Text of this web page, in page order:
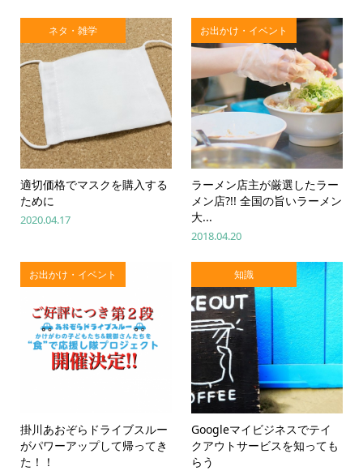
ネタ・雑学
適切価格でマスクを購入する
ために
2020.04.17
お出かけ・イベント
ラーメン店主が厳選したラー
メン店?!! 全国の旨いラーメン
大...
2018.04.20
お出かけ・イベント
掛川あおぞらドライブスルー
がパワーアップして帰ってき
た！！
知識
Googleマイビジネスでテイ
クアウトサービスを知っても
らう